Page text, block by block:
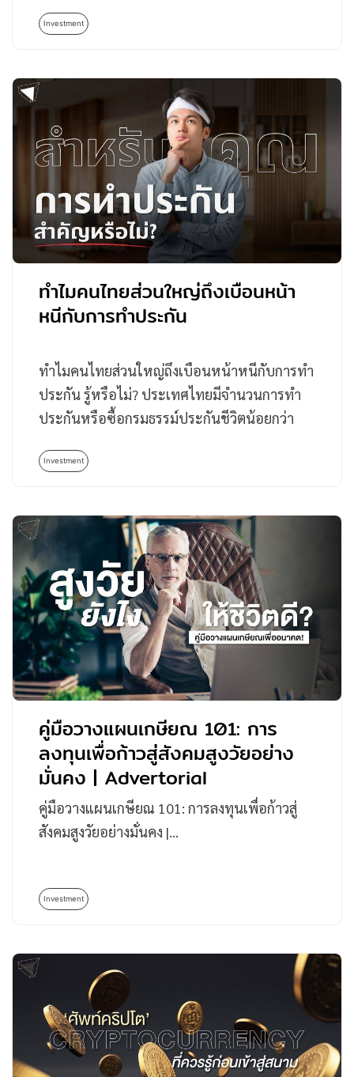
การเงินดิจิทัล…
Investment
ทำไมคนไทยส่วนใหญ่ถึงเบือนหน้า
หนีกับการทำประกัน
ทำไมคนไทยส่วนใหญ่ถึงเบือนหน้าหนีกับการทำ
ประกัน รู้หรือไม่? ประเทศไทยมีจำนวนการทำ
ประกันหรือซื้อกรมธรรม์ประกันชีวิตน้อยกว่า
ที่เฉลี่ยแล้วคนญี่ปุ่น 1…
Investment
คู่มือวางแผนเกษียณ 101: การ
ลงทุนเพื่อก้าวสู่สังคมสูงวัยอย่าง
มั่นคง | Advertorial
คู่มือวางแผนเกษียณ 101: การลงทุนเพื่อก้าวสู่
สังคมสูงวัยอย่างมั่นคง |…
Investment